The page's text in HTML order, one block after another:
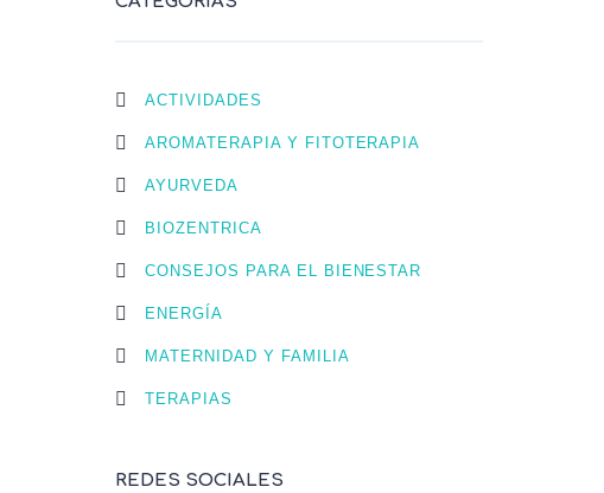
ACTIVIDADES
AROMATERAPIA Y FITOTERAPIA
AYURVEDA
BIOZENTRICA
CONSEJOS PARA EL BIENESTAR
ENERGÍA
MATERNIDAD Y FAMILIA
TERAPIAS
REDES SOCIALES